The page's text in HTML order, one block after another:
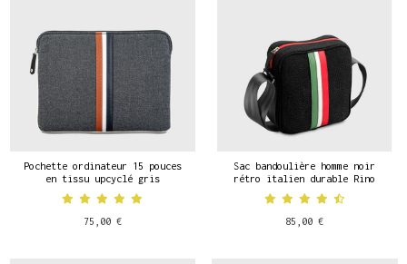
Pochette ordinateur 15 pouces
en tissu upcyclé gris
75,00 €
Sac bandoulière homme noir
rétro italien durable Rino
85,00 €